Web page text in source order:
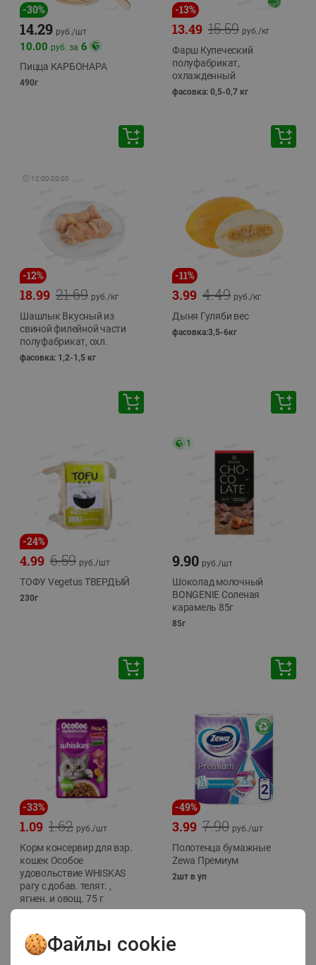
-30%
14.29 руб./шт
10.00 руб. за 6
Пицца КАРБОНАРА
490г
-13%
15.59
13.49 руб./кг
Фарш Купеческий
полуфабрикат,
охлажденный
фасовка: 0,5-0,7 кг
🕘 12:00-20:00
-12%
21.69
18.99 руб./кг
Шашлык Вкусный из
свиной филейной части
полуфабрикат, охл.
фасовка: 1,2-1,5 кг
-11%
4.49
3.99 руб./кг
Дыня Гуляби вес
фасовка:3,5-6кг
-24%
6.59
4.99 руб./шт
ТОФУ Vegetus ТВЕРДЫЙ
230г
1
9.90 руб./шт
Шоколад молочный
BONGENIE Соленая
карамель 85г
85г
-33%
1.62
1.09 руб./шт
Корм консервир для взр.
кошек Особое
удовольствие WHISKAS
рагу с добав. телят. ,
ягнен. и овощ. 75 г
-49%
7.90
3.99 руб./шт
Полотенца бумажные
Zewa Премиум
2шт в уп
Файлы cookie